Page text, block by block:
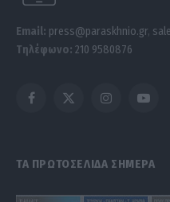
Email: press@paraskhnio.gr,
Τηλέφωνο: 210 9580876
Facebook
X
Instagram
ΤΑ ΠΡΩΤΟΣΕΛΙΔΑ ΣΗΜΕΡΑ